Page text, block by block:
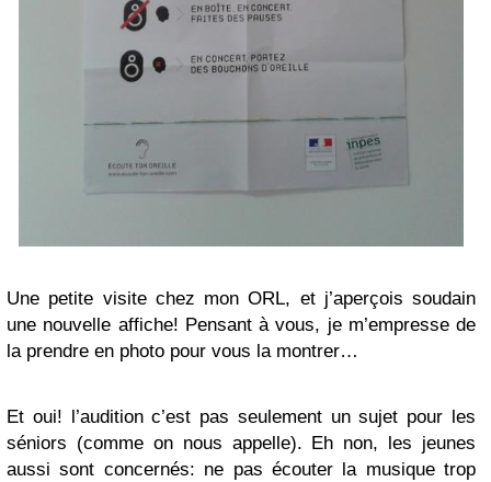
Une petite visite chez mon ORL, et j’aperçois soudain
une nouvelle affiche! Pensant à vous, je m’empresse de
la prendre en photo pour vous la montrer…
Et oui! l’audition c’est pas seulement un sujet pour les
séniors (comme on nous appelle). Eh non, les jeunes
aussi sont concernés: ne pas écouter la musique trop